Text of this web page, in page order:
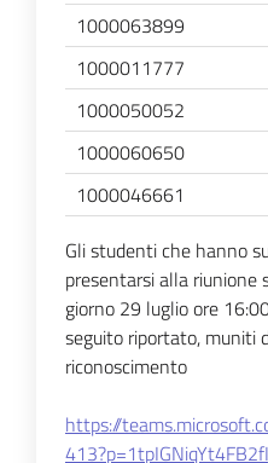
1000063899
1000011777
1000050052
1000060650
1000046661
Gli studenti che hanno
presentarsi alla riunione
giorno 29 luglio ore
seguito riportato, muniti
riconoscimento
https://